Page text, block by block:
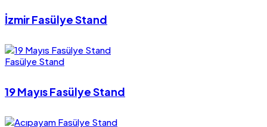
İzmir Fasülye Stand
Fasülye Stand
19 Mayıs Fasülye Stand